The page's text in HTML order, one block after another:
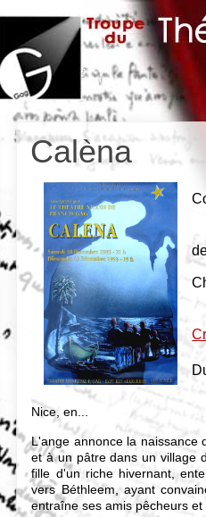
Calèna
Nice, en...
L'ange annonce la naissance
et à un pâtre dans un village
fille d'un riche hivernant,
vers Béthleem, ayant
entraîne ses amis pêcheurs